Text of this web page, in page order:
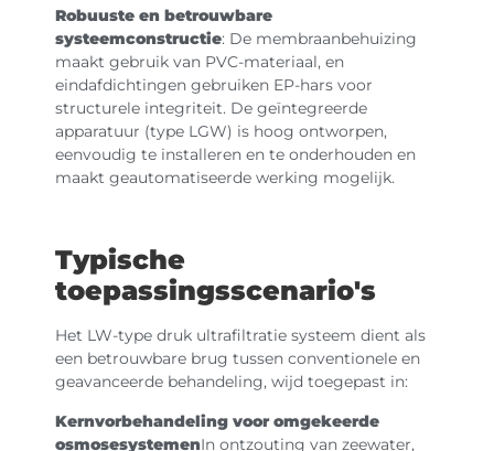
Robuuste en betrouwbare
systeemconstructie: De membraanbehuizing
maakt gebruik van PVC-materiaal, en
eindafdichtingen gebruiken EP-hars voor
structurele integriteit. De geïntegreerde
apparatuur (type LGW) is hoog ontworpen,
eenvoudig te installeren en te onderhouden en
maakt geautomatiseerde werking mogelijk.
Typische
toepassingsscenario's
Het LW-type druk ultrafiltratie systeem dient als
een betrouwbare brug tussen conventionele en
geavanceerde behandeling, wijd toegepast in:
Kernvorbehandeling voor omgekeerde
osmosesystemenIn ontzouting van zeewater,